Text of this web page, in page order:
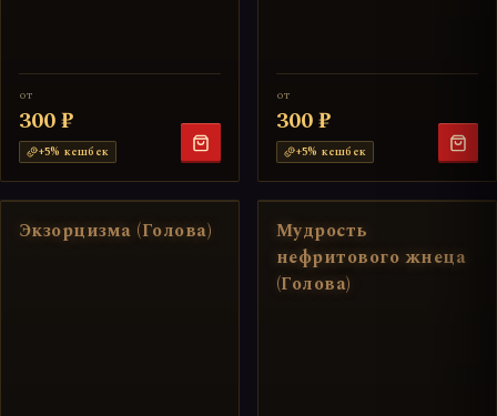
от
300 ₽
+5% кешбек
от
300 ₽
+5% кешбек
Экзорцизма (Голова)
Мудрость
нефритового жнеца
(Голова)